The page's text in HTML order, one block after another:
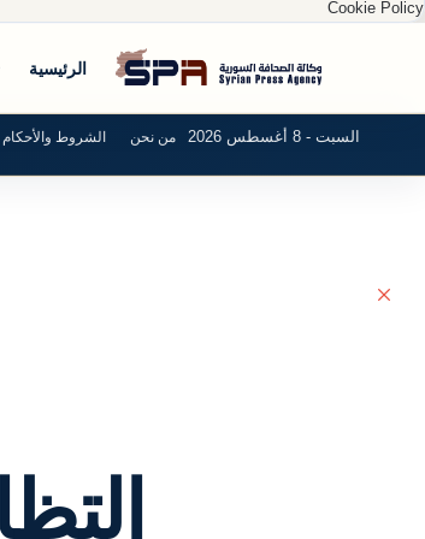
Cookie Policy
الرئيسية
السبت - 8 أغسطس 2026 من نحن الشروط والأحكام